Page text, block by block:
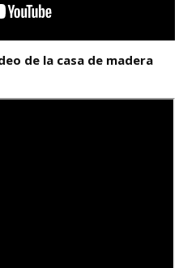
de la casa de madera